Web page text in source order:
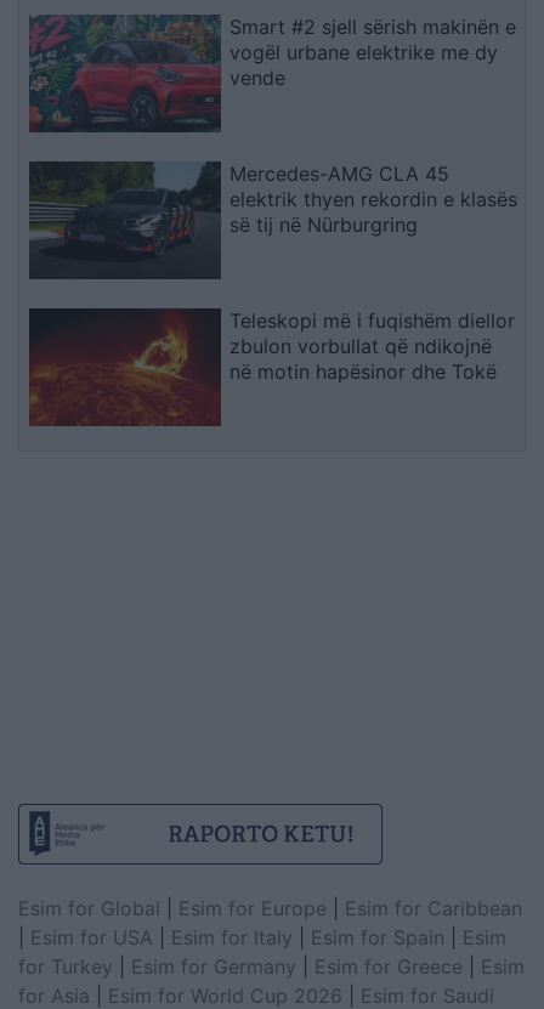
Smart #2 sjell sërish makinën e
vogël urbane elektrike me dy
vende
Mercedes-AMG CLA 45
elektrik thyen rekordin e klasës
së tij në Nürburgring
Teleskopi më i fuqishëm diellor
zbulon vorbullat që ndikojnë
në motin hapësinor dhe Tokë
Esim for Global Esim for Europe
Esim for Caribbean
Esim for USA Esim for Italy Esim for Spain
Esim
for Turkey
Esim for Germany Esim for Greece
Esim
for Asia
Esim for World Cup 2026
Esim for Saudi